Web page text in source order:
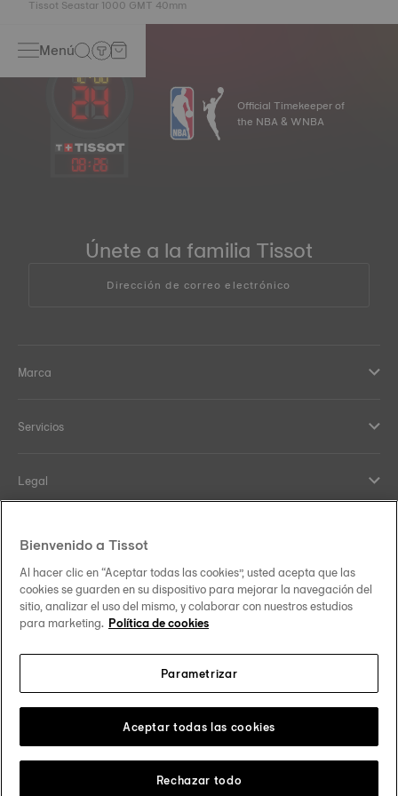
Tissot Seastar 1000 GMT 40mm
Menú
08:26
Official Timekeeper of
the NBA & WNBA
Únete a la familia Tissot
Dirección de correo electrónico
Marca
Servicios
Legal
Nuestro compromiso
Síguenos en redes sociales
Cambiar país Tissot Copyrights 2026
Bienvenido a Tissot
Al hacer clic en “Aceptar todas las cookies”, usted acepta que las
cookies se guarden en su dispositivo para mejorar la navegación del
sitio, analizar el uso del mismo, y colaborar con nuestros estudios
para marketing. Política de cookies
Parametrizar
Rechazar todo
Aceptar todas las cookies